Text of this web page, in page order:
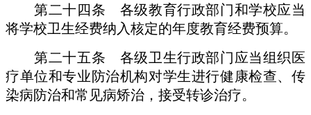
第二十四条 各级教育行政部门和学校应当
将学校卫生经费纳入核定的年度教育经费预算。
第二十五条 各级卫生行政部门应当组织医
疗单位和专业防治机构对学生进行健康检查、传
染病防治和常见病矫治，接受转诊治疗。